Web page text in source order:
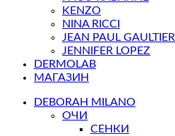
KENZO
NINA RICCI
JEAN PAUL GAULTIER
JENNIFER LOPEZ
DERMOLAB
МАГАЗИН
DEBORAH MILANO
ОЧИ
СЕНКИ